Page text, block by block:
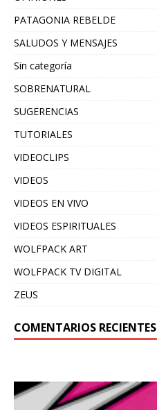
PATAGONIA REBELDE
SALUDOS Y MENSAJES
Sin categoría
SOBRENATURAL
SUGERENCIAS
TUTORIALES
VIDEOCLIPS
VIDEOS
VIDEOS EN VIVO
VIDEOS ESPIRITUALES
WOLFPACK ART
WOLFPACK TV DIGITAL
ZEUS
COMENTARIOS RECIENTES